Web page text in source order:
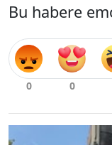
Bu habere